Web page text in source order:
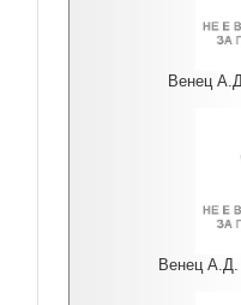
Венец
Венец А.Д.